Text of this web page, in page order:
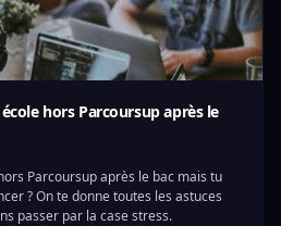
hors Parcoursup après le
Parcoursup après le bac mais tu
? On te donne toutes les astuces
passer par la case stress.